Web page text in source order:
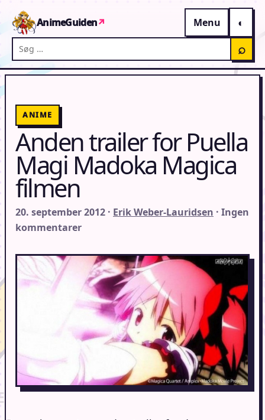
AnimeGuiden↗
Menu
Søg på AnimeGuiden
⌕
ANIME
Anden trailer for Puella
Magi Madoka Magica
filmen
20. september 2012 · Erik Weber-Lauridsen · Ingen
kommentarer